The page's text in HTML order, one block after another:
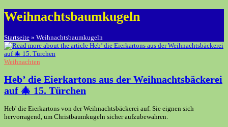
Weihnachtsbaumkugeln
Startseite » Weihnachtsbaumkugeln
Weihnachten
Heb’ die Eierkartons aus der Weihnachtsbäckerei
auf 🎄 15. Türchen
Heb' die Eierkartons von der Weihnachtsbäckerei auf. Sie eignen sich
hervorragend, um Christbaumkugeln sicher aufzubewahren.